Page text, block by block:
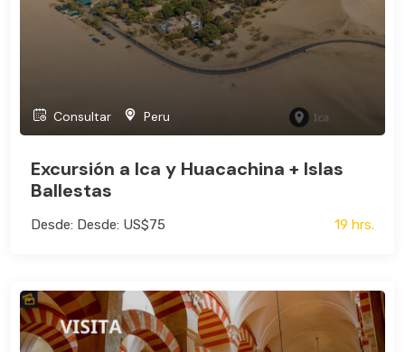
Consultar Peru
Excursión a Ica y Huacachina + Islas
Ballestas
Desde: Desde: US$75 19 hrs.